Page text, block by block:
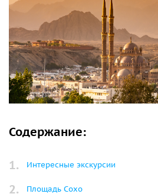
Содержание:
Интересные экскурсии
Площадь Сохо